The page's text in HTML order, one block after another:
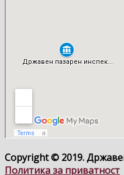
Copyright © 2019.
Политика за приватност